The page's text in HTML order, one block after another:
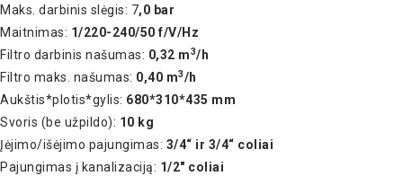
Maks. darbinis slėgis: 7,0 bar
Maitnimas: 1/220-240/50 f/V/Hz
Filtro darbinis našumas: 0,32 m3/h
Filtro maks. našumas: 0,40 m3/h
Aukštis*plotis*gylis: 680*310*435 mm
Svoris (be užpildo): 10 kg
Įėjimo/išėjimo pajungimas: 3/4“ ir 3/4“ coliai
Pajungimas į kanalizaciją: 1/2″ coliai